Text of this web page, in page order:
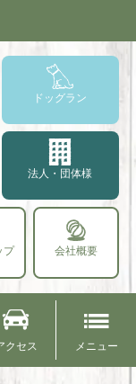
ドッグラン
法人・団体様
プ 会社概要
クセス メニュー